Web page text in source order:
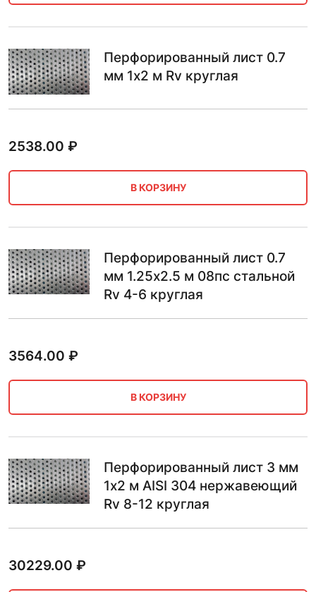
Перфорированный лист 0.7
мм 1х2 м Rv круглая
2538.00 ₽
В КОРЗИНУ
Перфорированный лист 0.7
мм 1.25х2.5 м 08пс стальной
Rv 4-6 круглая
3564.00 ₽
В КОРЗИНУ
Перфорированный лист 3 мм
1х2 м AISI 304 нержавеющий
Rv 8-12 круглая
30229.00 ₽